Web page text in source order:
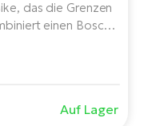
das die Grenzen
einen Bosch-
Dank des
mit maximalem
Auf Lager